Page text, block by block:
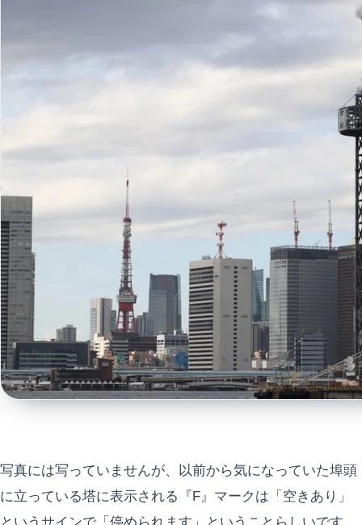
写真には写っていませんが、以前から気になっていた埠頭
に立っている塔に表示される『F』マークは「空きあり」